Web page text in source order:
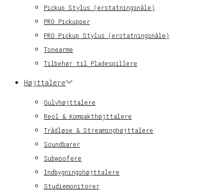
Pickup Stylus (erstatningsnåle)
PRO Pickupper
PRO Pickup Stylus (erstatningsnåle)
Tonearme
Tilbehør til Pladespillere
Højttalere
Gulvhøjttalere
Reol & Kompakthøjttalere
Trådløse & Streaminghøjttalere
Soundbarer
Subwoofere
Indbygningshøjttalere
Studiemonitorer